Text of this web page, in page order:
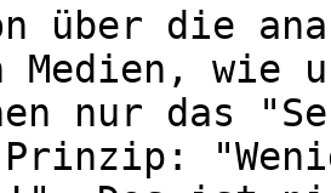
über die
wie
nur das
Prinzip: